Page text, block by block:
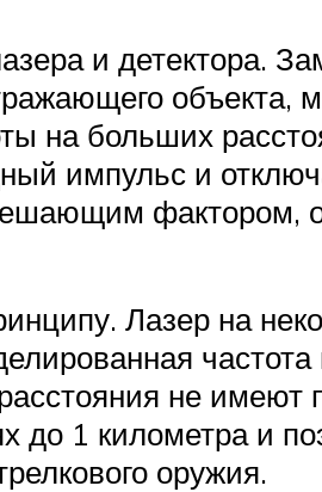
и детектора.
объекта,
на больших
импульс и
фактором,
Лазер на
не имеют
до 1 километра и
оружия.